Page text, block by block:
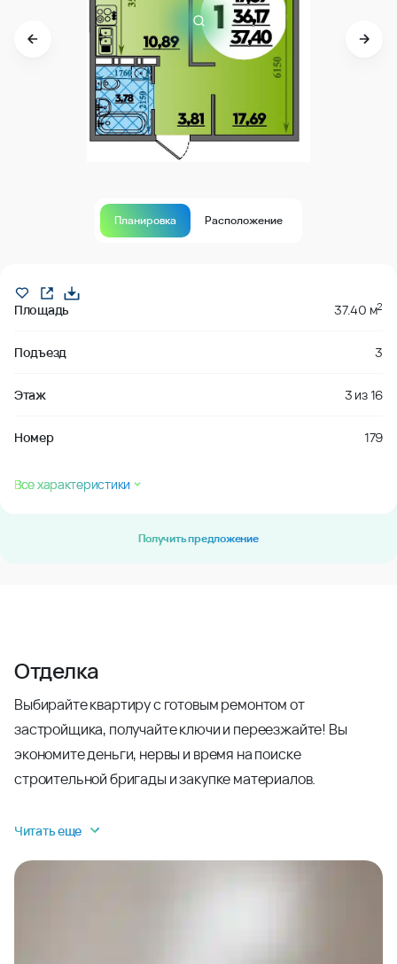
Планировка Расположение
Площадь 37.40 м2
Подъезд 3
Этаж 3 из16
Номер 179
Все характеристики
Получить предложение
Отделка
Выбирайте квартиру с готовым ремонтом от
застройщика, получайте ключи и переезжайте! Вы
экономите деньги, нервы и время на поиске
строительной бригады и закупке материалов.
Читать еще